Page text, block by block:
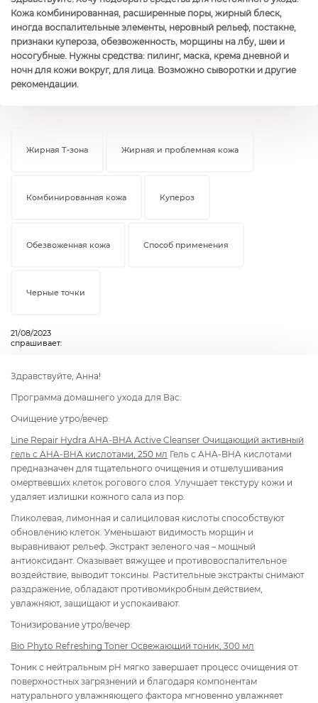
Кожа комбинированная, расширенные поры, жирный блеск,
иногда воспалительные элементы, неровный рельеф, постакне,
признаки купероза, обезвоженность, морщины на лбу, шеи и
носогубные. Нужны средства: пилинг, маска, крема дневной и
ночн для кожи вокруг, для лица. Возможно сыворотки и другие
рекомендации.
Жирная Т-зона Жирная и проблемная кожа
Комбинированная кожа Купероз
Обезвоженная кожа Способ применения
Черные точки
21/08/2023
спрашивает:
Здравствуйте, Анна!
Программа домашнего ухода для Вас:
Очищение утро/вечер:
Line Repair Hydra AHA-BHA Active Cleanser Очищающий активный
гель с AHA-BHA кислотами, 250 мл Гель с AHA-BHA кислотами
предназначен для тщательного очищения и отшелушивания
омертвевших клеток рогового слоя. Улучшает текстуру кожи и
удаляет излишки кожного сала из пор.
Гликолевая, лимонная и салициловая кислоты способствуют
обновлению клеток. Уменьшают видимость морщин и
выравнивают рельеф. Экстракт зеленого чая – мощный
антиоксидант. Оказывает вяжущее и противовоспалительное
воздействие, выводит токсины. Растительные экстракты снимают
раздражение, обладают противомикробным действием,
увлажняют, защищают и успокаивают.
Тонизирование утро/вечер:
Bio Phyto Refreshing Toner Освежающий тоник, 300 мл
Тоник с нейтральным pH мягко завершает процесс очищения от
поверхностных загрязнений и благодаря компонентам
натурального увлажняющего фактора мгновенно увлажняет